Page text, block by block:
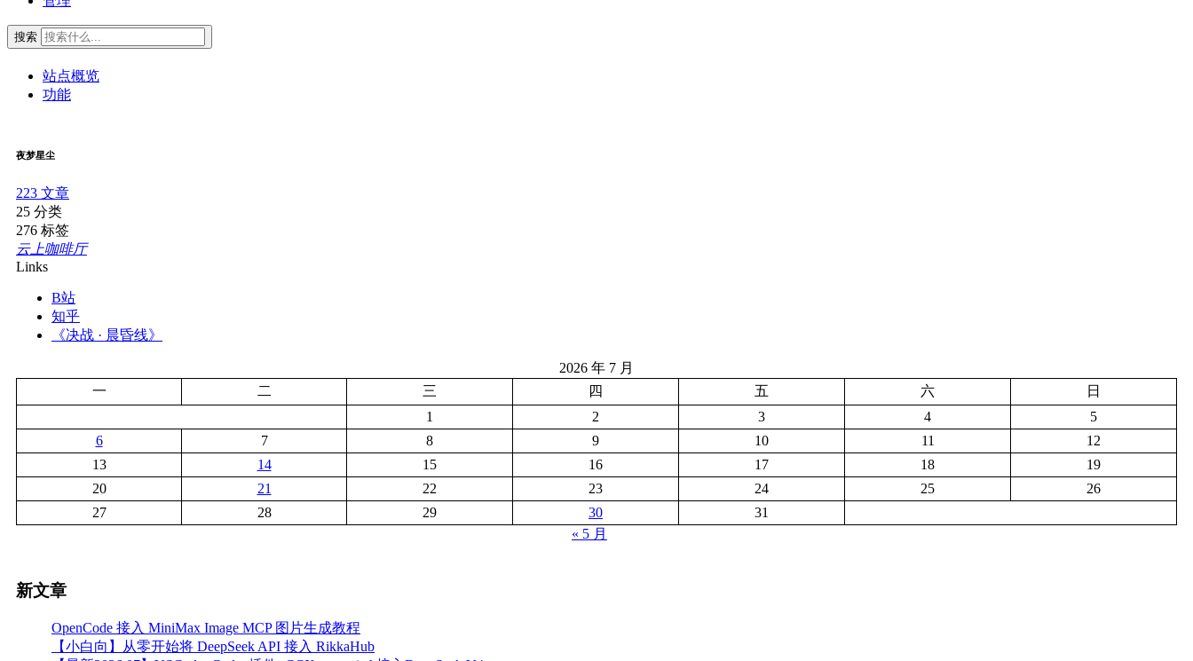
搜索
站点概览
功能
夜梦星尘
223 文章
25 分类
276 标签
云上咖啡厅
Links
B站
知乎
《决战 · 晨昏线》
2026 年 7 月
一
二 三 四 五 六
日
1
2 3 4
5
6
7 8 9 10 11
12
13
14 15 16 17 18
19
20
21 22 23 24 25
26
27
28 29 30
31
« 5 月
新文章
OpenCode 接入 MiniMax Image MCP 图片生成教程
【小白向】从零开始将 DeepSeek API 接入 RikkaHub